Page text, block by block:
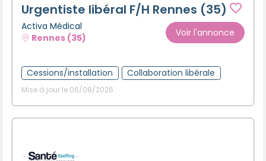
Urgentiste libéral F/H Rennes (35)
Activa Médical
Rennes (35)
Voir l'annonce
Cessions/installation Collaboration libérale
Mise à jour le 06/08/2026